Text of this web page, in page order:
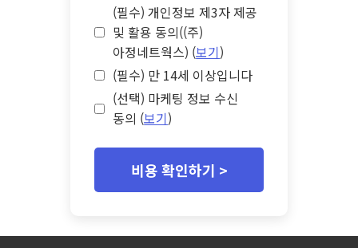
(필수) 개인정보 제3자 제공
및 활용 동의((주)
아정네트웍스) (보기)
(필수) 만 14세 이상입니다
(선택) 마케팅 정보 수신
동의 (보기)
비용 확인하기 >